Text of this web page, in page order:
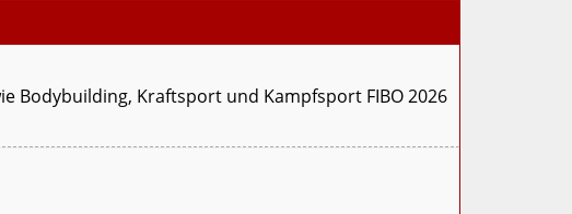
Bodybuilding, Kraftsport und Kampfsport FIBO 2026